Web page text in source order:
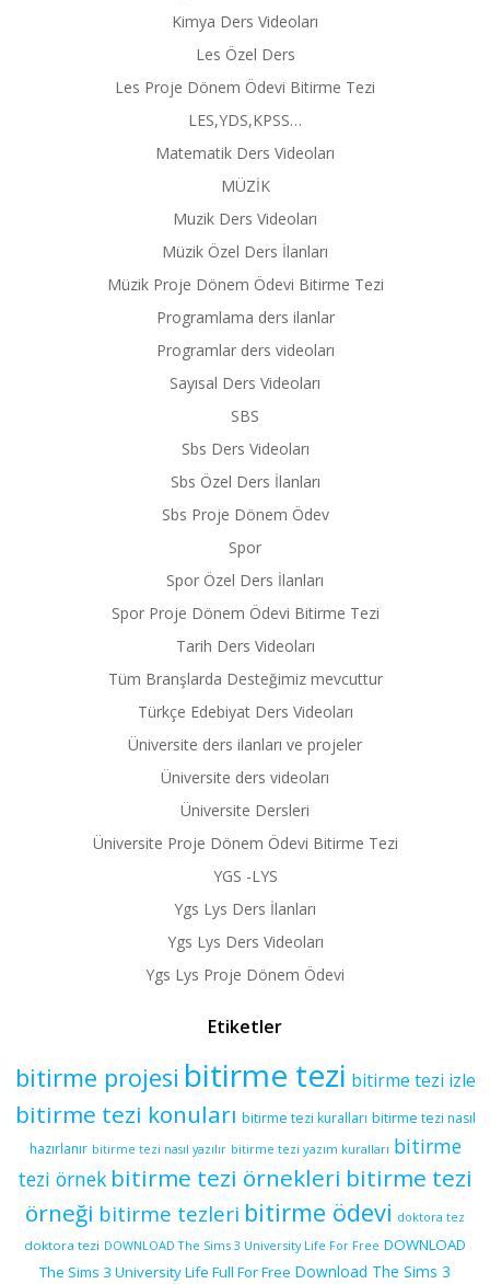
Kimya Ders Videoları
Les Özel Ders
Les Proje Dönem Ödevi Bitirme Tezi
LES,YDS,KPSS…
Matematik Ders Videoları
MÜZİK
Muzik Ders Videoları
Müzik Özel Ders İlanları
Müzik Proje Dönem Ödevi Bitirme Tezi
Programlama ders ilanlar
Programlar ders videoları
Sayısal Ders Videoları
SBS
Sbs Ders Videoları
Sbs Özel Ders İlanları
Sbs Proje Dönem Ödev
Spor
Spor Özel Ders İlanları
Spor Proje Dönem Ödevi Bitirme Tezi
Tarih Ders Videoları
Tüm Branşlarda Desteğimiz mevcuttur
Türkçe Edebiyat Ders Videoları
Üniversite ders ilanları ve projeler
Üniversite ders videoları
Üniversite Dersleri
Üniversite Proje Dönem Ödevi Bitirme Tezi
YGS -LYS
Ygs Lys Ders İlanları
Ygs Lys Ders Videoları
Ygs Lys Proje Dönem Ödevi
Etiketler
bitirme projesi bitirme tezi bitirme tezi izle
bitirme tezi konuları bitirme tezi kuralları bitirme tezi nasıl
hazırlanır bitirme tezi nasıl yazılır bitirme tezi yazım kuralları bitirme
tezi örnek bitirme tezi örnekleri bitirme tezi
örneği bitirme tezleri bitirme ödevi doktora tez
doktora tezi DOWNLOAD The Sims 3 University Life For Free DOWNLOAD
The Sims 3 University Life Full For Free Download The Sims 3